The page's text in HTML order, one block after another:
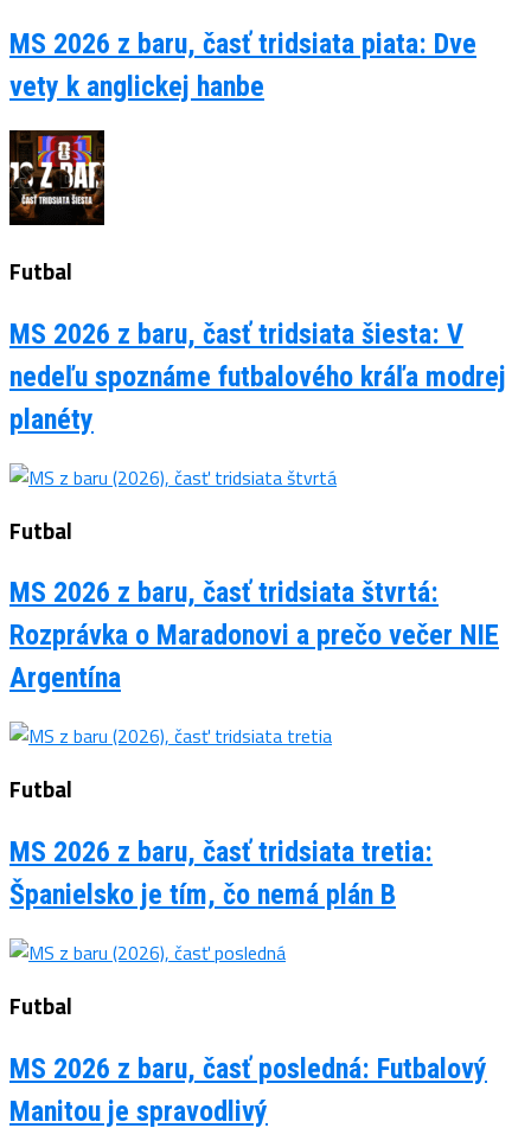
MS 2026 z baru, časť tridsiata piata: Dve
vety k anglickej hanbe
Futbal
MS 2026 z baru, časť tridsiata šiesta: V
nedeľu spoznáme futbalového kráľa modrej
planéty
Futbal
MS 2026 z baru, časť tridsiata štvrtá:
Rozprávka o Maradonovi a prečo večer NIE
Argentína
Futbal
MS 2026 z baru, časť tridsiata tretia:
Španielsko je tím, čo nemá plán B
Futbal
MS 2026 z baru, časť posledná: Futbalový
Manitou je spravodlivý